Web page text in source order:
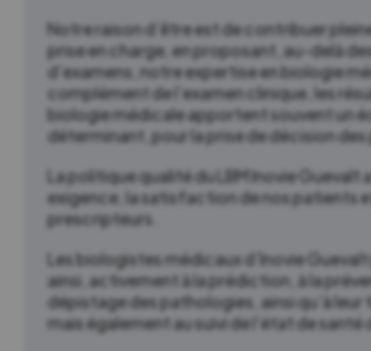
Notre raison d’être est de contribuer
prise en charge, en proposant, au-delà
d’examens, notre expertise en biologie
complément de l’examen clinique, les
biologie médicale apportent souvent un
déterminant, pour la prise de décision des
La politique qualité du LBM Inovie Guevalt
exigence, la satisfaction de nos patients
prescripteurs.
Les biologistes médicaux d’Inovie
ainsi, activement à la prédiction, à la
dépistage des pathologies, ainsi qu’à leur
mais également au suivi de l’état de santé